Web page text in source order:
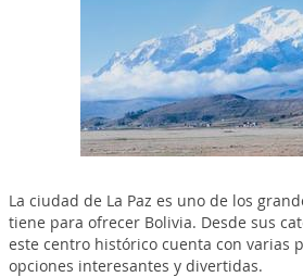
La ciudad de La Paz es uno de los
tiene para ofrecer Bolivia. Desde sus
este centro histórico cuenta con varias
opciones interesantes y divertidas.